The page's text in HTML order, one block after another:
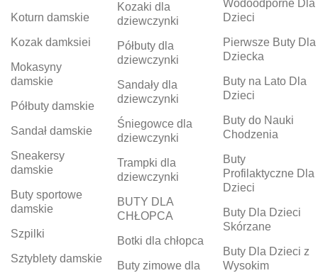
Koturn damskie
Kozak damksiei
Mokasyny
damskie
Półbuty damskie
Sandał damskie
Sneakersy
damskie
Buty sportowe
damskie
Szpilki
Sztyblety damskie
Kozaki dla
dziewczynki
Półbuty dla
dziewczynki
Sandały dla
dziewczynki
Śniegowce dla
dziewczynki
Trampki dla
dziewczynki
BUTY DLA
CHŁOPCA
Botki dla chłopca
Buty zimowe dla
Wodoodporne Dla
Dzieci
Pierwsze Buty Dla
Dziecka
Buty na Lato Dla
Dzieci
Buty do Nauki
Chodzenia
Buty
Profilaktyczne Dla
Dzieci
Buty Dla Dzieci
Skórzane
Buty Dla Dzieci z
Wysokim